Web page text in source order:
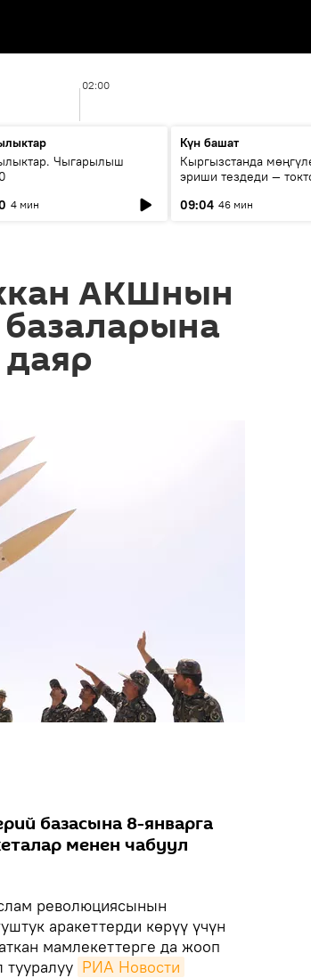
02:00
Чыгарылыш
4 мин
Күн башат
Кыргызстанда
эриши тездеди —
09:04 46 мин
АКШнын
базасына 8-январга
менен чабуул
революциясынын
аракеттерди көрүү үчүн
мамлекеттерге да жооп
РИА Новости